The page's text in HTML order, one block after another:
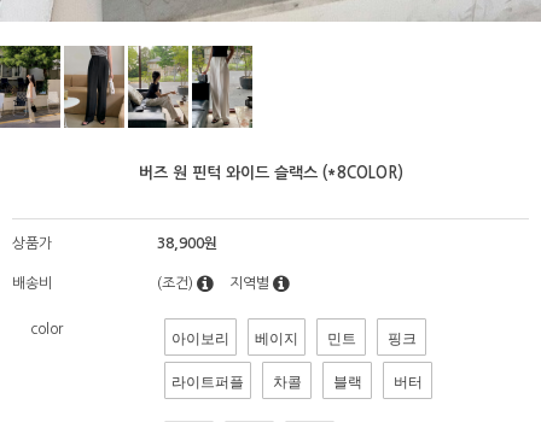
버즈 원 핀턱 와이드 슬랙스 (*8COLOR)
상품가 38,900원
배송비 (조건) 지역별
color 아이보리 베이지 민트 핑크
라이트퍼플 차콜 블랙 버터